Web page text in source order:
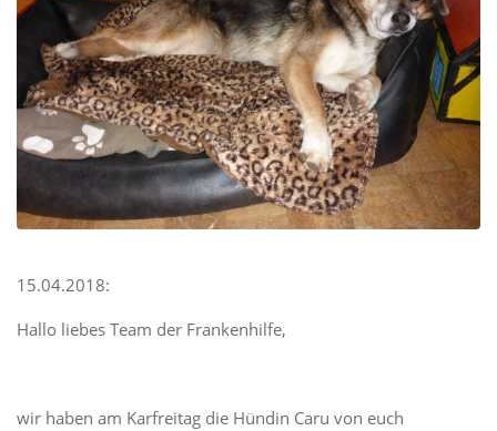
15.04.2018:
Hallo liebes Team der Frankenhilfe,
wir haben am Karfreitag die Hündin Caru von euch